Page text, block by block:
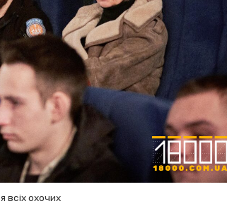
всіх охочих